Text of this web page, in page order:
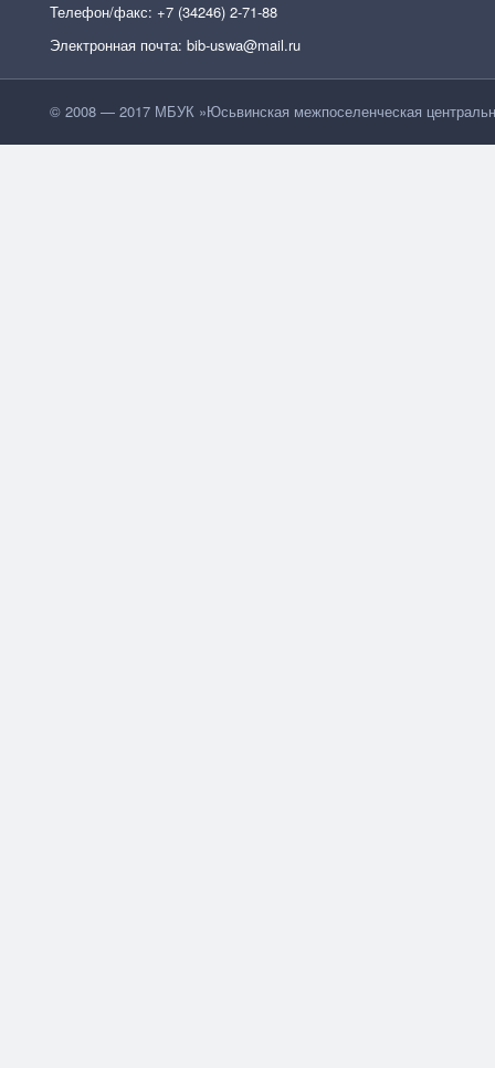
Телефон/факс: +7 (34246) 2-71-88
Электронная почта: bib-uswa@mail.ru
© 2008 — 2017 МБУК »Юсьвинская межпоселенческая